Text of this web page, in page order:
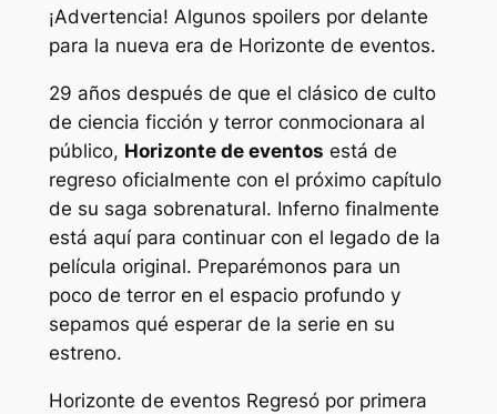
¡Advertencia! Algunos spoilers por delante
para la nueva era de Horizonte de eventos.
29 años después de que el clásico de culto
de ciencia ficción y terror conmocionara al
público, Horizonte de eventos está de
regreso oficialmente con el próximo capítulo
de su saga sobrenatural. Inferno finalmente
está aquí para continuar con el legado de la
película original. Preparémonos para un
poco de terror en el espacio profundo y
sepamos qué esperar de la serie en su
estreno.
Horizonte de eventos Regresó por primera